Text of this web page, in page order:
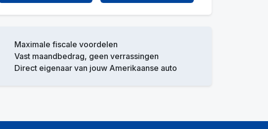
Maximale fiscale voordelen
Vast maandbedrag, geen verrassingen
Direct eigenaar van jouw Amerikaanse auto